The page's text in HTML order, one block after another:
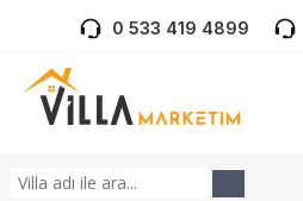
0 533 419 4899